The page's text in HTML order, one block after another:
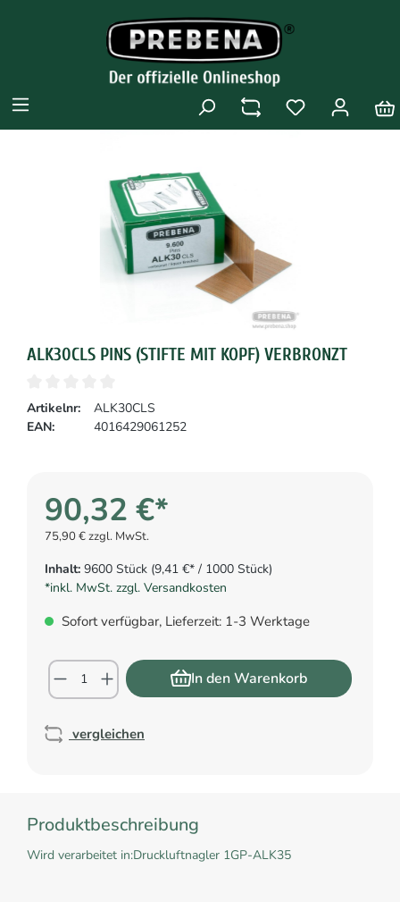
ALK30CLS PINS (STIFTE MIT KOPF) VERBRONZT
Artikelnr:
ALK30CLS
EAN:
4016429061252
90,32 €*
75,90 € zzgl. MwSt.
Inhalt: 9600 Stück (9,41 €* / 1000 Stück)
*inkl. MwSt. zzgl. Versandkosten
Sofort verfügbar, Lieferzeit: 1-3 Werktage
In den Warenkorb
vergleichen
Produktbeschreibung
Wird verarbeitet in:Druckluftnagler 1GP-ALK35